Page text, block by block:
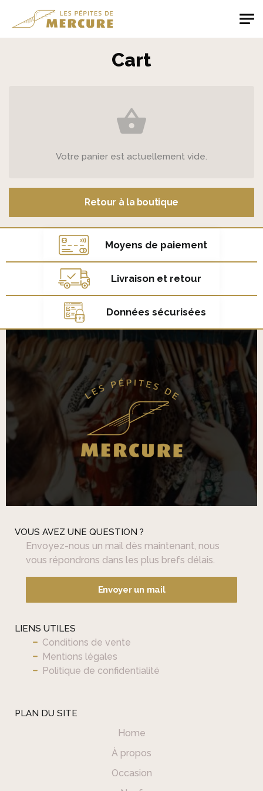
Les Pépites de Mercure
Cart
Votre panier est actuellement vide.
Retour à la boutique
Moyens de paiement
Livraison et retour
Données sécurisées
VOUS AVEZ UNE QUESTION ?
Envoyez-nous un mail dès maintenant, nous
vous répondrons dans les plus brefs délais.
Envoyer un mail
LIENS UTILES
Conditions de vente
Mentions légales
Politique de confidentialité
PLAN DU SITE
Home
À propos
Occasion